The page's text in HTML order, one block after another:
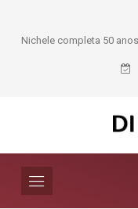
Moda deixa de seguir